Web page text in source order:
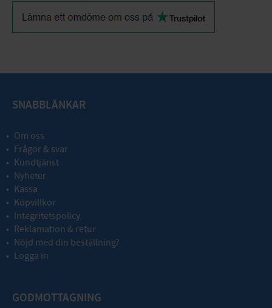
SNABBLÄNKAR
Om oss
Frågor & svar
Kundtjänst
Nyheter
Kassa
Köpvillkor
Integritetspolicy
Reklamation & retur
Nöjd med din beställning?
Logga in
GODMOTTAGNING